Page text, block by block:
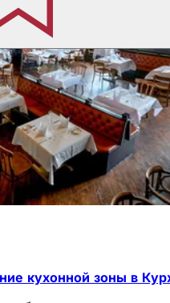
кухонной зоны в